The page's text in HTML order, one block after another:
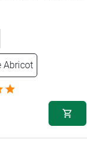
Abricot